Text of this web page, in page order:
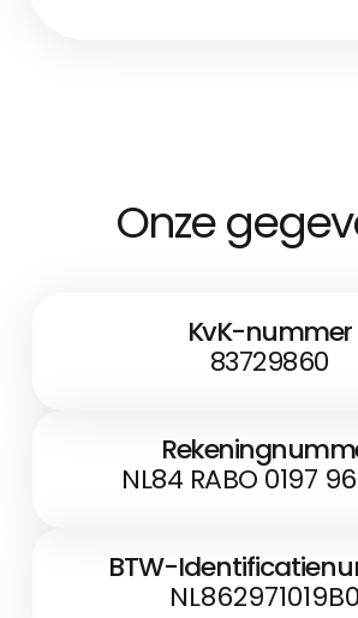
Onze
KvK-nummer
83729860
NL84 RABO 0197
BTW-